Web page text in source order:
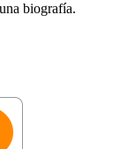
una biografía.